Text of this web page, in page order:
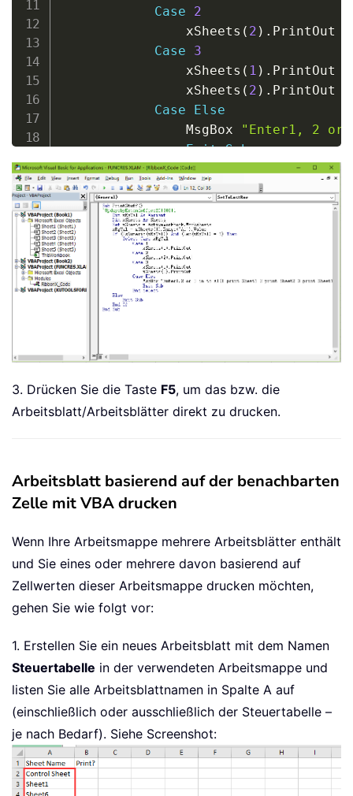
Case
2
                xSheets
( 2 ) . PrintOut
Case
3
                xSheets
( 1 ) . PrintOut
                xSheets
( 2 ) . PrintOut
Case
Else
                MsgBox
"Enter1, 2 or
Exit Sub
End Select
Else
Exit Sub
End If
End
3. Drücken Sie die Taste F5, um das bzw. die
Arbeitsblatt/Arbeitsblätter direkt zu drucken.
Arbeitsblatt basierend auf der benachbarten
Zelle mit VBA drucken
Wenn Ihre Arbeitsmappe mehrere Arbeitsblätter enthält
und Sie eines oder mehrere davon basierend auf
Zellwerten dieser Arbeitsmappe drucken möchten,
gehen Sie wie folgt vor:
1. Erstellen Sie ein neues Arbeitsblatt mit dem Namen
Steuertabelle in der verwendeten Arbeitsmappe und
listen Sie alle Arbeitsblattnamen in Spalte A auf
(einschließlich oder ausschließlich der Steuertabelle –
je nach Bedarf). Siehe Screenshot: